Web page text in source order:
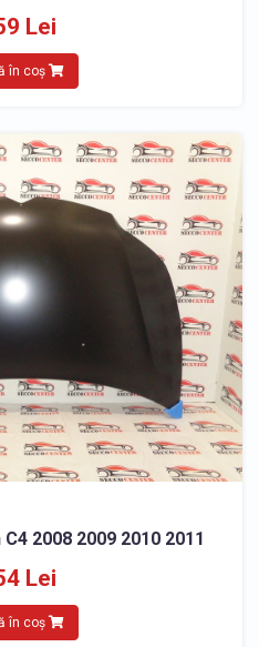
Lei
în coș
2008 2009 2010 2011
Lei
în coș